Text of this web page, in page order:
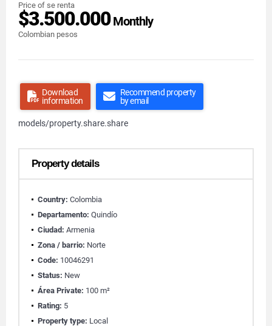
Price of se renta
$3.500.000Monthly
Colombian pesos
Download
information
Recommend property
by email
models/property.share.share
Property details
Country: Colombia
Departamento: Quindío
Ciudad: Armenia
Zona / barrio: Norte
Code: 10046291
Status: New
Área Private: 100 m²
Rating: 5
Property type: Local